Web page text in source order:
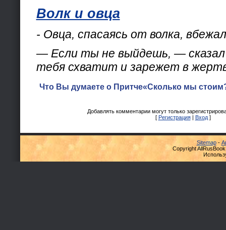
Волк и овца
- Овца, спасаясь от волка,
— Если ты не выйдешь, —
тебя схватит и зарежет в
Что Вы думаете о Притче«Сколько мы
Добавлять комментарии могут только
[ Регистрация| Вход]
Sitemap-
Copyright